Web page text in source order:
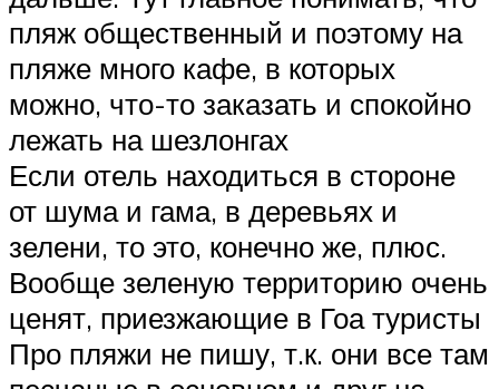
пляж общественный и поэтому на
пляже много кафе, в которых
можно, что-то заказать и спокойно
лежать на шезлонгах
Если отель находиться в стороне
от шума и гама, в деревьях и
зелени, то это, конечно же, плюс.
Вообще зеленую территорию очень
ценят, приезжающие в Гоа туристы
Про пляжи не пишу, т.к. они все там